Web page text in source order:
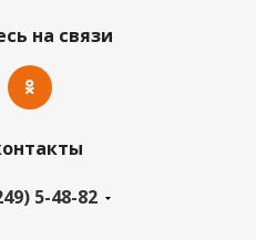
на связи
5-48-82